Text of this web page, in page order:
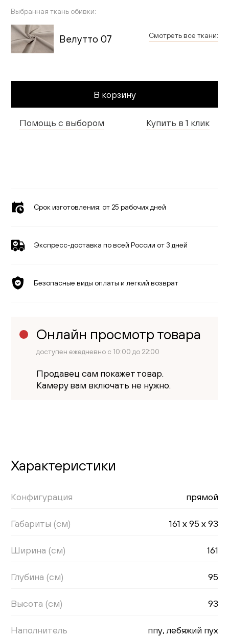
Гостиная
Детская
Кухня
Проекты
Мебель для бизнеса
Дизайнерам
Выбранная ткань обивки:
Велутто 07 Смотреть все ткани:
В корзину
Помощь с выбором Купить в 1 клик
Срок изготовления: от 25 рабочих дней
Экспресс-доставка по всей России от 3 дней
Безопасные виды оплаты и легкий возврат
Онлайн просмотр товара
доступен ежедневно с 10:00 до 22:00
Продавец сам покажет товар.
Камеру вам включать не нужно.
Характеристики
Конфигурация прямой
Габариты (см) 161 x 95 x 93
Ширина (см) 161
Глубина (см) 95
Высота (см) 93
Наполнитель ппу, лебяжий пух